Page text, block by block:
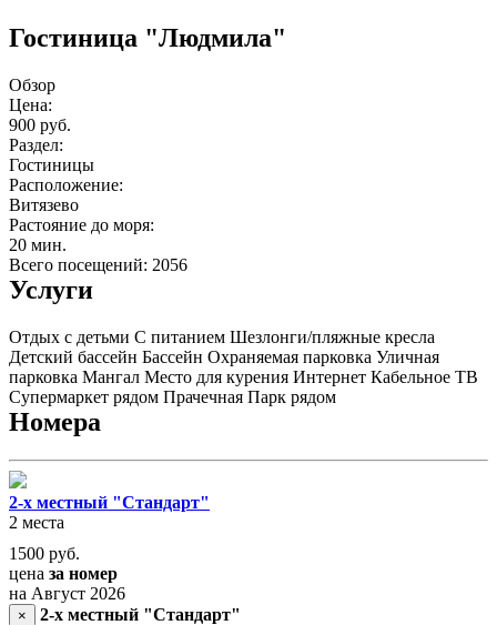
Гостиница "Людмила"
Обзор
Цена:
900 руб.
Раздел:
Гостиницы
Расположение:
Витязево
Растояние до моря:
20 мин.
Всего посещений: 2056
Услуги
Отдых с детьми С питанием Шезлонги/пляжные кресла
Детский бассейн Бассейн Охраняемая парковка Уличная
парковка Мангал Место для курения Интернет Кабельное ТВ
Супермаркет рядом Прачечная Парк рядом
Номера
2-х местный "Стандарт"
2 места
1500 руб.
цена за номер
на Август 2026
×
2-х местный "Стандарт"